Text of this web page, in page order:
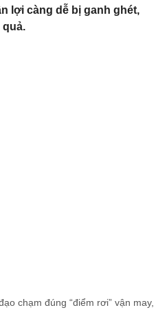
lợi càng dễ bị ganh ghét,
quả.
chạm đúng “điểm rơi” vận may,